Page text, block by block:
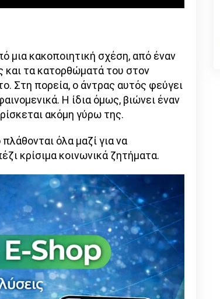
μια κακοποιητική σχέση, από έναν
και τα κατορθώματά του στον
Στη πορεία, ο άντρας αυτός φεύγει
Η ίδια όμως, βιώνει έναν
ακόμη γύρω της.
όλα μαζί για να
κρίσιμα κοινωνικά ζητήματα.